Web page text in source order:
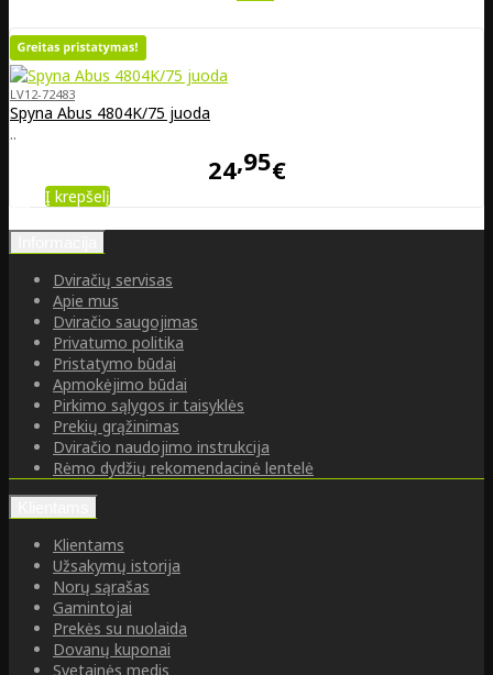
LV12-72483
Spyna Abus 4804K/75 juoda
..
24 95€
Į krepšelį
Dviračių servisas
Apie mus
Dviračio saugojimas
Privatumo politika
Pristatymo būdai
Apmokėjimo būdai
Pirkimo sąlygos ir taisyklės
Prekių grąžinimas
Dviračio naudojimo instrukcija
Rėmo dydžių rekomendacinė lentelė
Klientams
Užsakymų istorija
Norų sąrašas
Gamintojai
Prekės su nuolaida
Dovanų kuponai
Svetainės medis